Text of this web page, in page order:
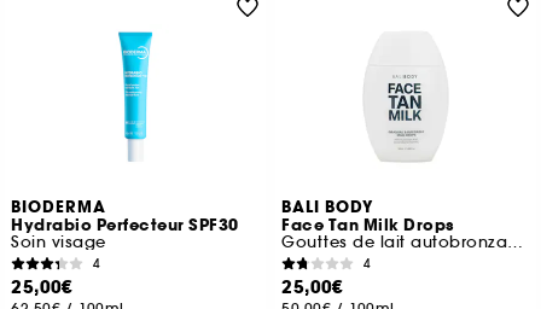
BIODERMA
Hydrabio Perfecteur SPF30
Soin visage
4
25,00€
BALI BODY
Face Tan Milk Drops
Gouttes de lait autobronzant pour le visage
4
25,00€